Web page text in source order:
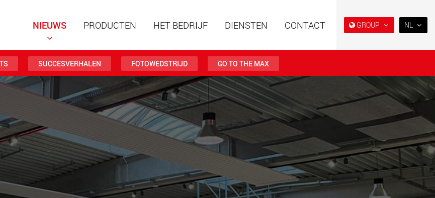
GROUP
Speciale opleggers met
modulaire opbouw voor
laadvermogens van 15 t tot
123 t
www.maxtrailer.eu
Semi diepladers en
diepladers voor de
Amerikaanse markt
www.maxtrailer.us
Speciale opleggers voor
laadvermogens van 20 t tot
500 t
www.faymonville.com
Accu-aangedreven
elektrische voertuigen met
laadvermogens vanaf 5 t
www.morello.eu.com
NL
NL
日本
PT
NIEUWS PRODUCTEN HET BEDRIJF DIENSTEN CONTACT
SUCCESVERHALEN FOTOWEDSTRIJD GO TO THE MAX